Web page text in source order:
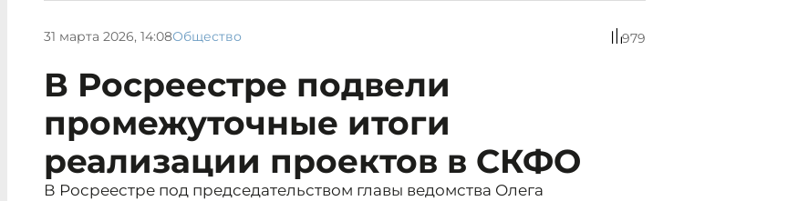
31 марта 2026, 14:08Общество 979
В Росреестре подвели
промежуточные итоги
реализации проектов в СКФО
В Росреестре под председательством главы ведомства Олега